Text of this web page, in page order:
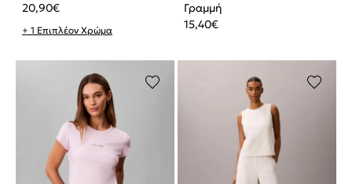
20,90€
+ 1 Επιπλέον Χρώμα
Γραμμή
15,40€